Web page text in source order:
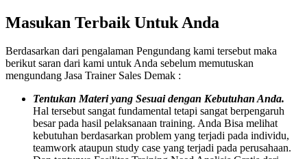
Masukan Terbaik Untuk Anda
Berdasarkan dari pengalaman Pengundang kami tersebut maka
berikut saran dari kami untuk Anda sebelum memutuskan
mengundang Jasa Trainer Sales Demak :
Tentukan Materi yang Sesuai dengan Kebutuhan Anda.
Hal tersebut sangat fundamental tetapi sangat berpengaruh
besar pada hasil pelaksanaan training. Anda Bisa melihat
kebutuhan berdasarkan problem yang terjadi pada individu,
teamwork ataupun study case yang terjadi pada perusahaan.